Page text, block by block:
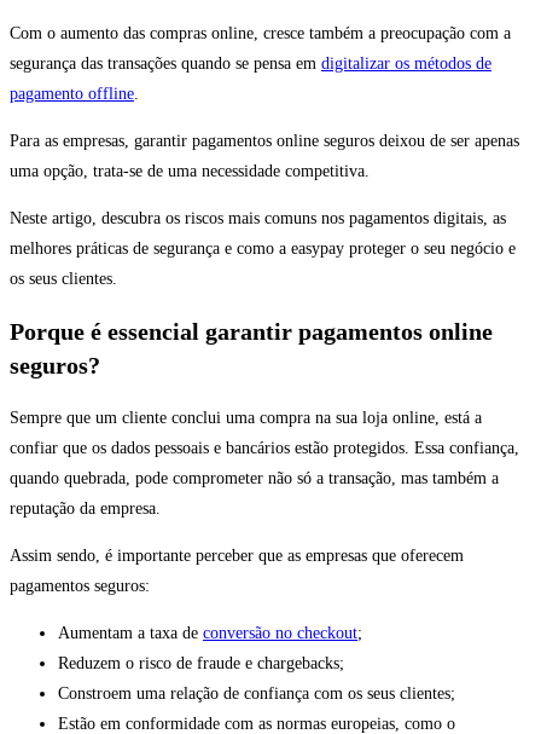
Com o aumento das compras online, cresce também a preocupação com a
segurança das transações quando se pensa em digitalizar os métodos de
pagamento offline.
Para as empresas, garantir pagamentos online seguros deixou de ser apenas
uma opção, trata-se de uma necessidade competitiva.
Neste artigo, descubra os riscos mais comuns nos pagamentos digitais, as
melhores práticas de segurança e como a easypay proteger o seu negócio e
os seus clientes.
Porque é essencial garantir pagamentos online
seguros?
Sempre que um cliente conclui uma compra na sua loja online, está a
confiar que os dados pessoais e bancários estão protegidos. Essa confiança,
quando quebrada, pode comprometer não só a transação, mas também a
reputação da empresa.
Assim sendo, é importante perceber que as empresas que oferecem
pagamentos seguros:
Aumentam a taxa de conversão no checkout;
Reduzem o risco de fraude e chargebacks;
Constroem uma relação de confiança com os seus clientes;
Estão em conformidade com as normas europeias, como o